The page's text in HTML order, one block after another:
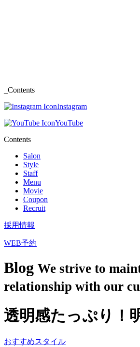
_Contents
Instagram
YouTube
Contents
Salon
Style
Staff
Menu
Movie
Coupon
Recruit
採用情報
WEB予約
Blog We strive to
relationship with our
透明感たっぷり！
おすすめスタイル